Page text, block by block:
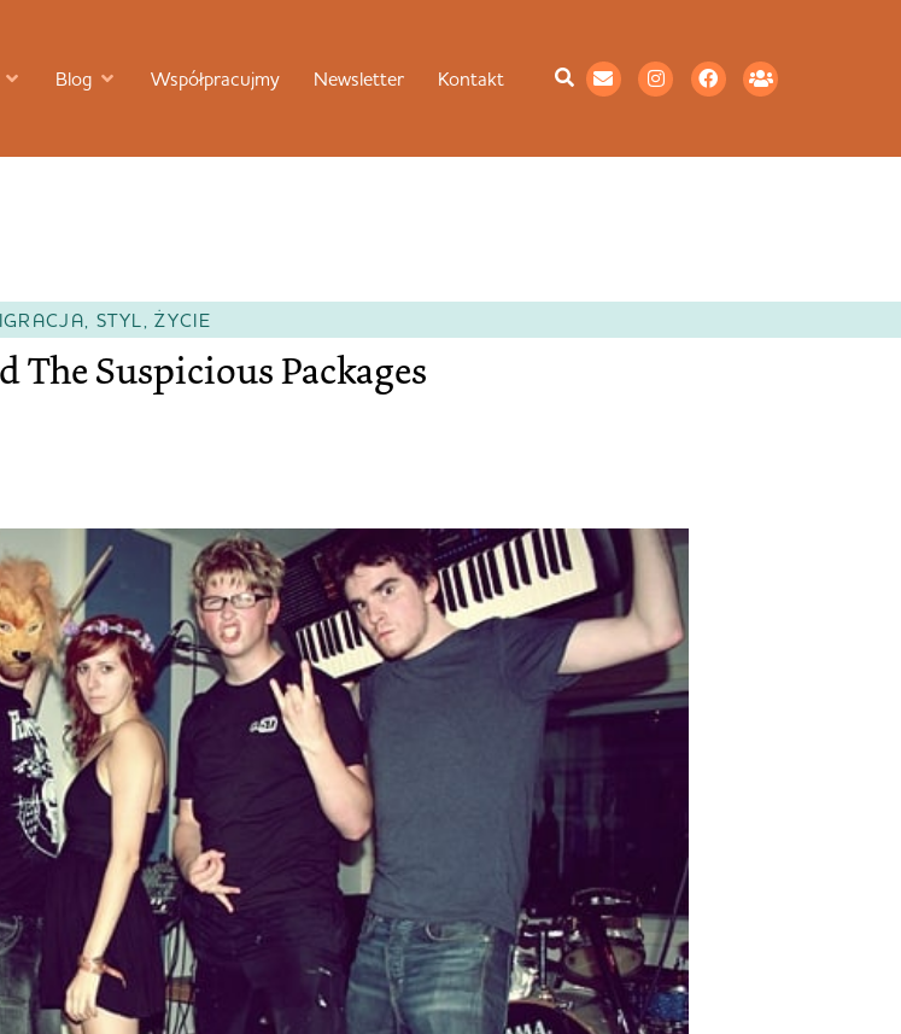
Blog Współpracujmy Newsletter Kontakt
, STYL,ŻYCIE
The Suspicious Packages